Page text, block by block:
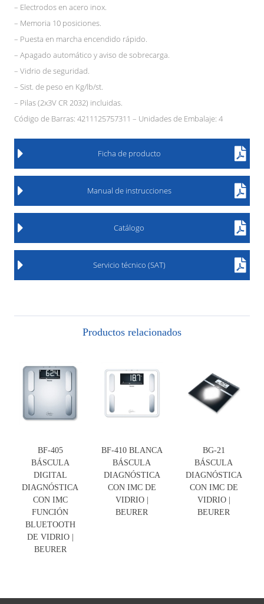
– Electrodos en acero inox.
– Memoria 10 posiciones.
– Puesta en marcha encendido rápido.
– Apagado automático y aviso de sobrecarga.
– Vidrio de seguridad.
– Sist. de peso en Kg/lb/st.
– Pilas (2x3V CR 2032) incluidas.
Código de Barras: 4211125757311 – Unidades de Embalaje: 4
Ficha de producto
Manual de instrucciones
Catálogo
Servicio técnico (SAT)
Productos relacionados
BF-405
BÁSCULA
DIGITAL
DIAGNÓSTICA
CON IMC
FUNCIÓN
BLUETOOTH
DE VIDRIO |
BEURER
BF-410 BLANCA
BÁSCULA
DIAGNÓSTICA
CON IMC DE
VIDRIO |
BEURER
BG-21
BÁSCULA
DIAGNÓSTICA
CON IMC DE
VIDRIO |
BEURER